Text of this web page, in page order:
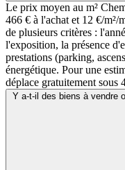
Le prix moyen au m²
466 € à l'achat et 12 €/m²/
de plusieurs critères :
l'exposition, la présence
prestations (parking,
énergétique. Pour une
déplace gratuitement sous
Y a-t-il des biens à vendre